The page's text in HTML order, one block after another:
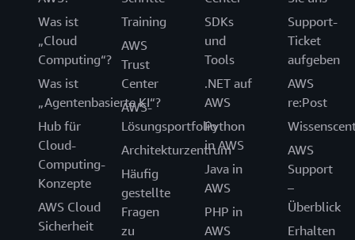
Was ist
„Cloud
Computing“?
Was ist
„Agentenbasierte KI“?
Hub für
Cloud-
Computing-
Konzepte
AWS Cloud
Sicherheit
Training
AWS
Trust
Center
AWS-
Lösungsportfolio
Architekturzentrum
Häufig
gestellte
Fragen
zu
SDKs
und
Tools
.NET auf
AWS
Python
in AWS
Java in
AWS
PHP in
AWS
Support-
Ticket
aufgeben
AWS
re:Post
AWS
Support
–
Überblick
Erhalten